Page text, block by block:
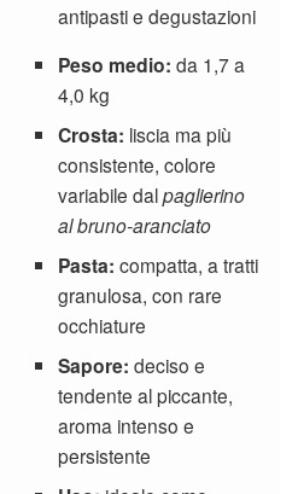
antipasti e degustazioni
Peso medio: da 1,7 a
4,0 kg
Crosta: liscia ma più
consistente, colore
variabile dalpaglierino
al bruno-aranciato
Pasta: compatta, a tratti
granulosa, con rare
occhiature
Sapore: deciso e
tendente al piccante,
aroma intenso e
persistente